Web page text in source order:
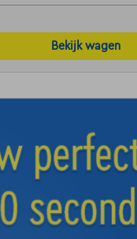
Bekijk wagen